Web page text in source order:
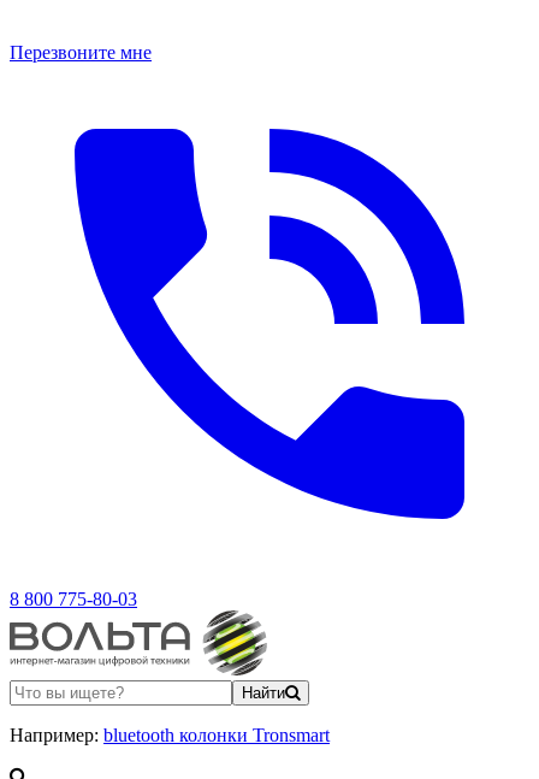
Перезвоните мне
8 800 775-80-03
Найти
Например: bluetooth колонки Tronsmart